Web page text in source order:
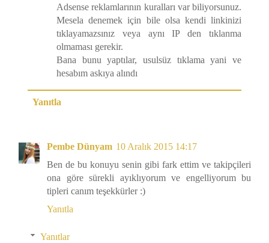
Adsense reklamlarının kuralları var biliyorsunuz.
Mesela denemek için bile olsa kendi linkinizi
tıklayamazsınız veya aynı IP den tıklanma
olmaması gerekir.
Bana bunu yaptılar, usulsüz tıklama yani ve
hesabım askıya alındı
Yanıtla
Pembe Dünyam 10 Aralık 2015 14:17
Ben de bu konuyu senin gibi fark ettim ve takipçileri
ona göre sürekli ayıklıyorum ve engelliyorum bu
tipleri canım teşekkürler :)
Yanıtla
Yanıtlar